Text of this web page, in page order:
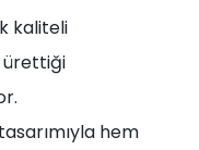
kaliteli
ürettiği
hem